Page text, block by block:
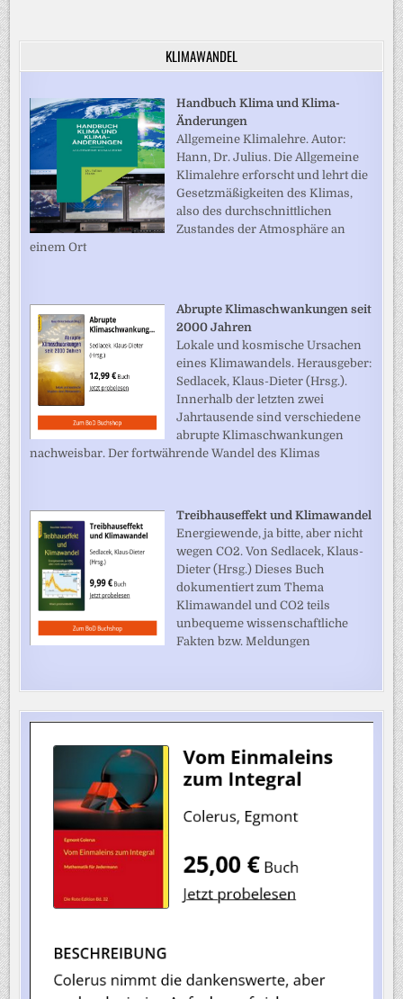
KLIMAWANDEL
Handbuch Klima und Klima-
Änderungen
Allgemeine Klimalehre. Autor:
Hann, Dr. Julius. Die Allgemeine
Klimalehre erforscht und lehrt die
Gesetzmäßigkeiten des Klimas,
also des durchschnittlichen
Zustandes der Atmosphäre an
einem Ort
Abrupte Klimaschwankungen seit
2000 Jahren
Lokale und kosmische Ursachen
eines Klimawandels. Herausgeber:
Sedlacek, Klaus-Dieter (Hrsg.).
Innerhalb der letzten zwei
Jahrtausende sind verschiedene
abrupte Klimaschwankungen
nachweisbar. Der fortwährende Wandel des Klimas
Treibhauseffekt und Klimawandel
Energiewende, ja bitte, aber nicht
wegen CO2. Von Sedlacek, Klaus-
Dieter (Hrsg.) Dieses Buch
dokumentiert zum Thema
Klimawandel und CO2 teils
unbequeme wissenschaftliche
Fakten bzw. Meldungen